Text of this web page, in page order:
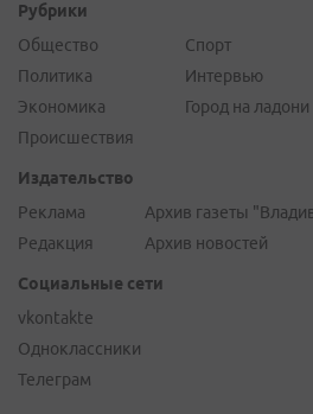
Рубрики
Общество
Политика
Экономика
Происшествия
Спорт
Интервью
Город на ладони
Издательство
Реклама
Редакция
Архив газеты
Архив новостей
Социальные сети
vkontakte
Одноклассники
Телеграм